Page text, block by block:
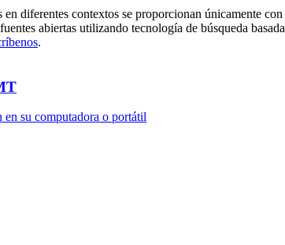
diferentes contextos se proporcionan únicamente
abiertas utilizando tecnología de búsqueda
.
su computadora o portátil